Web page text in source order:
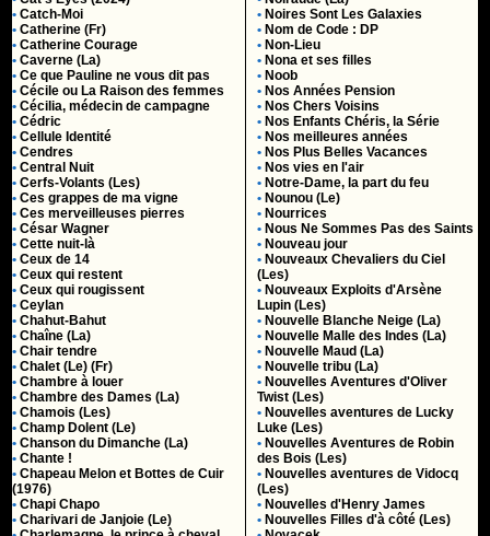
• Catch-Moi
• Catherine (Fr)
• Catherine Courage
• Caverne (La)
• Ce que Pauline ne vous dit pas
• Cécile ou La Raison des femmes
• Cécilia, médecin de campagne
• Cédric
• Cellule Identité
• Cendres
• Central Nuit
• Cerfs-Volants (Les)
• Ces grappes de ma vigne
• Ces merveilleuses pierres
• César Wagner
• Cette nuit-là
• Ceux de 14
• Ceux qui restent
• Ceux qui rougissent
• Ceylan
• Chahut-Bahut
• Chaîne (La)
• Chair tendre
• Chalet (Le) (Fr)
• Chambre à louer
• Chambre des Dames (La)
• Chamois (Les)
• Champ Dolent (Le)
• Chanson du Dimanche (La)
• Chante !
• Chapeau Melon et Bottes de Cuir
(1976)
• Chapi Chapo
• Charivari de Janjoie (Le)
• Noires Sont Les Galaxies
• Nom de Code : DP
• Non-Lieu
• Nona et ses filles
• Noob
• Nos Années Pension
• Nos Chers Voisins
• Nos Enfants Chéris, la Série
• Nos meilleures années
• Nos Plus Belles Vacances
• Nos vies en l'air
• Notre-Dame, la part du feu
• Nounou (Le)
• Nourrices
• Nous Ne Sommes Pas des Saints
• Nouveau jour
• Nouveaux Chevaliers du Ciel
(Les)
• Nouveaux Exploits d'Arsène
Lupin (Les)
• Nouvelle Blanche Neige (La)
• Nouvelle Malle des Indes (La)
• Nouvelle Maud (La)
• Nouvelle tribu (La)
• Nouvelles Aventures d'Oliver
Twist (Les)
• Nouvelles aventures de Lucky
Luke (Les)
• Nouvelles Aventures de Robin
des Bois (Les)
• Nouvelles aventures de Vidocq
(Les)
• Nouvelles d'Henry James
• Nouvelles Filles d'à côté (Les)